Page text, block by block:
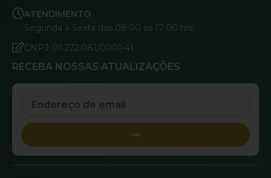
ATENDIMENTO
Segunda à Sexta das 08:00 às 17:00 hrs
CNPJ: 01.272.081/0001-41
RECEBA NOSSAS ATUALIZAÇÕES
Submit